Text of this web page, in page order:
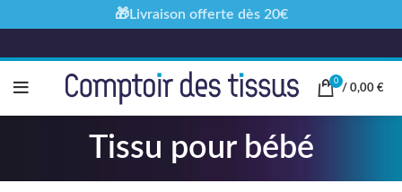
0
/ 0,00 €
Tissu pour bébé
🎁Livraison offerte dès 20€